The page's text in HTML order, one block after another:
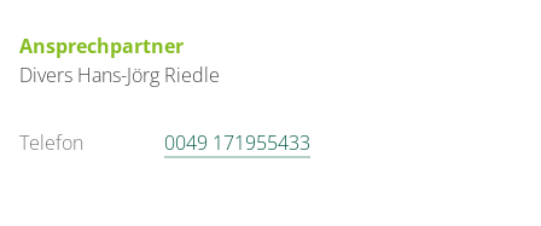
Ansprechpartner
Divers Hans-Jörg Riedle
Telefon 0049 171955433